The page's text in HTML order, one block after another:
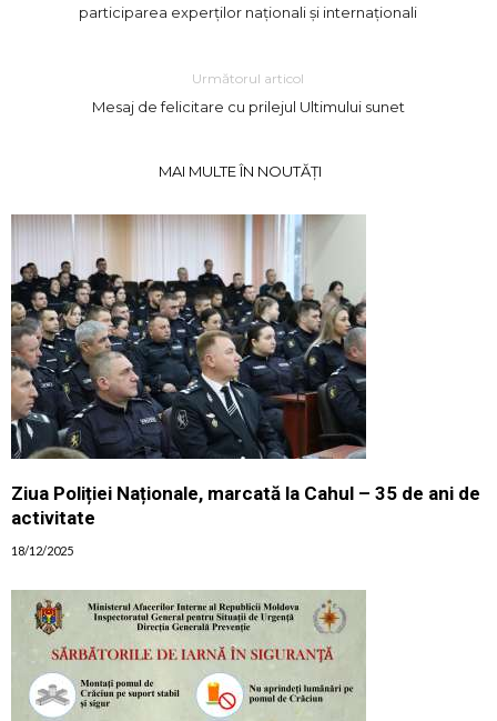
participarea experților naționali și internaționali
Următorul articol
Mesaj de felicitare cu prilejul Ultimului sunet
MAI MULTE ÎN NOUTĂȚI
Ziua Poliției Naționale, marcată la Cahul – 35 de ani de
activitate
18/12/2025